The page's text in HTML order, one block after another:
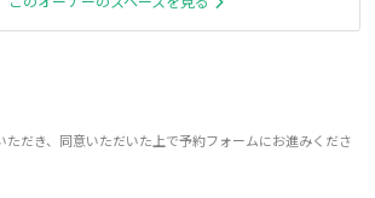
だき、同意いただいた上で予約フォームにお進みくださ